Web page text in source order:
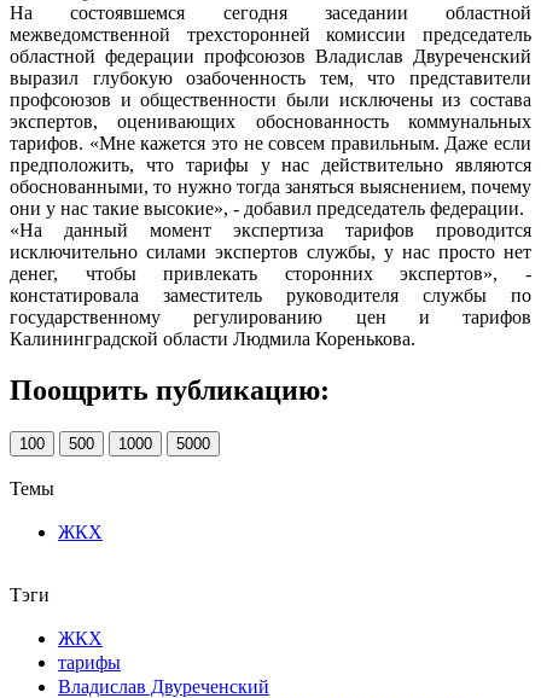
На состоявшемся сегодня заседании областной
межведомственной трехсторонней комиссии председатель
областной федерации профсоюзов Владислав Двуреченский
выразил глубокую озабоченность тем, что представители
профсоюзов и общественности были исключены из состава
экспертов, оценивающих обоснованность коммунальных
тарифов. «Мне кажется это не совсем правильным. Даже если
предположить, что тарифы у нас действительно являются
обоснованными, то нужно тогда заняться выяснением, почему
они у нас такие высокие», - добавил председатель федерации.
«На данный момент экспертиза тарифов проводится
исключительно силами экспертов службы, у нас просто нет
денег, чтобы привлекать сторонних экспертов», -
констатировала заместитель руководителя службы по
государственному регулированию цен и тарифов
Калининградской области Людмила Коренькова.
Поощрить публикацию:
100 500 1000 5000
Темы
ЖКХ
Тэги
ЖКХ
тарифы
Владислав Двуреченский